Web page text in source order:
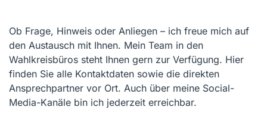
Ob Frage, Hinweis oder Anliegen – ich freue mich auf
den Austausch mit Ihnen. Mein Team in den
Wahlkreisbüros steht Ihnen gern zur Verfügung. Hier
finden Sie alle Kontaktdaten sowie die direkten
Ansprechpartner vor Ort. Auch über meine Social-
Media-Kanäle bin ich jederzeit erreichbar.